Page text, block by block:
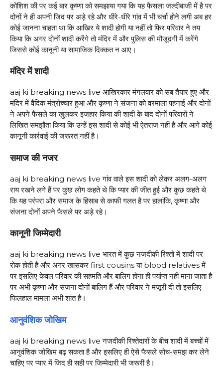
कोशिश की पर कई बार कृष्णा को समझाया गया कि यह फैसला जल्दीबाजी में है पर
दोनों ने ही अपनी जिद पर अड़े रहे और धीरे-धीरे गांव में भी चर्चा होने लगी अब हर
कोई जानना चाहता था कि आखिर ये शादी होगी या नहीं तो फिर परिवार ने तय
किया कि अगर दोनों शादी करेंगे तो मंदिर में और पुलिस की मौजूदगी में करेंगे
जिससे कोई कानूनी या सामाजिक दिक्कत न आए।
मंदिर में शादी
aaj ki breaking news live आखिरकार मंगलवार को सब तैयार हुए और
मंदिर में वैदिक मंत्रोच्चार हुआ और कृष्णा ने संजना को वरमाला पहनाई और दोनों
ने अपने फैसले का खुलकर इजहार किया की शादी के बाद दोनों परिवारों ने
लिखित समझौता किया कि उन्हें इस शादी से कोई भी ऐतराज नहीं है और आगे कोई
कानूनी कार्रवाई की जरूरत नहीं है।
समाज की नजर
aaj ki breaking news live गांव वाले इस शादी को लेकर अलग-अलग
राय रखने लगे हैं पर कुछ लोग कहते थे कि प्यार की जीत हुई और कुछ कहते थे
कि यह परंपरा और समाज के हिसाब से काफी गलत है पर हालांकि, कृष्णा और
संजना दोनों अपने फैसले पर अड़े रहे।
कानूनी जिम्मेदारी
aaj ki breaking news live भारत में कुछ नजदीकी रिश्तों में शादी पर
रोक होती है और अगर खासकर first cousins या blood relatives में
पर इसलिए केवल परिवार की सहमति और बालिग होना ही पर्याप्त नहीं माना जाता है
पर अभी कृष्णा और संजना दोनों बालिग हैं और परिवार ने मंजूरी दी तो इसलिए
फिलहाल मामला अभी शांत है।
आनुवंशिक जोखिम
aaj ki breaking news live नजदीकी रिश्तेदारों के बीच शादी में बच्चों में
आनुवंशिक जोखिम बढ़ सकता है और इसलिए ही ऐसे फैसले सोच-समझ कर लेने
चाहिए पर प्यार में जिद ही सही पर जिम्मेदारी भी जरूरी है।